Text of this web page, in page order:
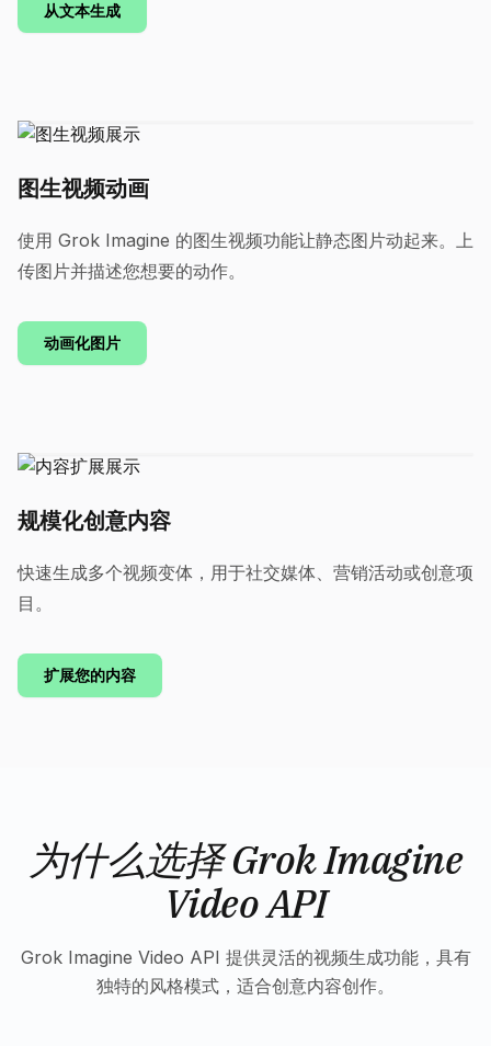
从文本生成
图生视频动画
使用 Grok Imagine 的图生视频功能让静态图片动起来。上
传图片并描述您想要的动作。
动画化图片
规模化创意内容
快速生成多个视频变体，用于社交媒体、营销活动或创意项
目。
扩展您的内容
为什么选择 Grok Imagine
Video API
Grok Imagine Video API 提供灵活的视频生成功能，具有
独特的风格模式，适合创意内容创作。